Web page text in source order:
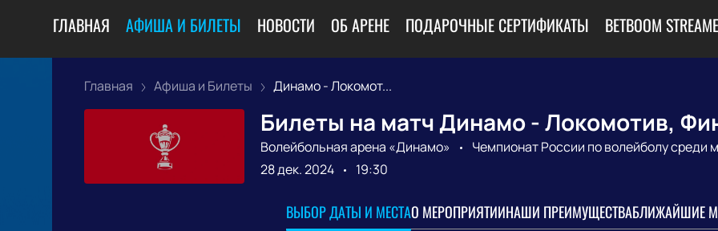
ГЛАВНАЯ АФИША И БИЛЕТЫ НОВОСТИ ОБ АРЕНЕ ПОДАРОЧНЫЕ СЕРТИФИКАТЫ BETBOOM
Главная Афиша и Билеты Динамо - Локомот...
Билеты на матч Динамо - Локомотив,
Волейбольная арена «Динамо»
Чемпионат России по волейболу среди
28 дек. 2024
19:30
ВЫБОР ДАТЫ И МЕСТАО МЕРОПРИЯТИИНАШИ ПРЕИМУЩЕСТВАБЛИЖАЙШИЕ